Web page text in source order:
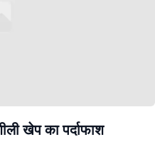
खेप का पर्दाफाश